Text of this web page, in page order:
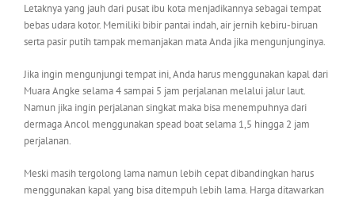
Letaknya yang jauh dari pusat ibu kota menjadikannya sebagai tempat
bebas udara kotor. Memiliki bibir pantai indah, air jernih kebiru-biruan
serta pasir putih tampak memanjakan mata Anda jika mengunjunginya.
Jika ingin mengunjungi tempat ini, Anda harus menggunakan kapal dari
Muara Angke selama 4 sampai 5 jam perjalanan melalui jalur laut.
Namun jika ingin perjalanan singkat maka bisa menempuhnya dari
dermaga Ancol menggunakan spead boat selama 1,5 hingga 2 jam
perjalanan.
Meski masih tergolong lama namun lebih cepat dibandingkan harus
menggunakan kapal yang bisa ditempuh lebih lama. Harga ditawarkan